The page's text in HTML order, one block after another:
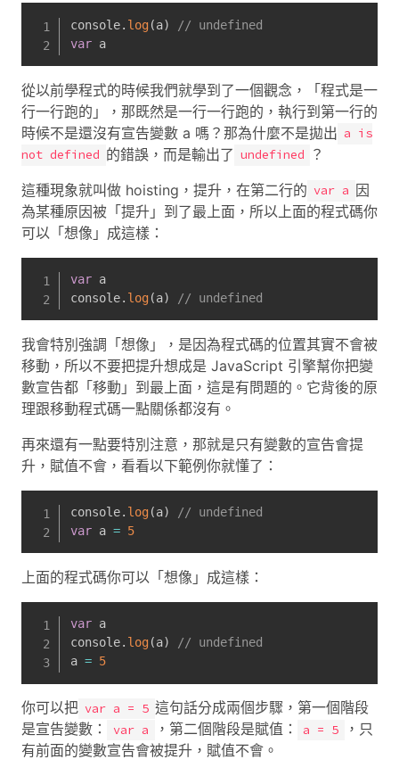
console. log(a)
// undefined
var a
從以前學程式的時候我們就學到了一個觀念，「程式是一
行一行跑的」，那既然是一行一行跑的，執行到第一行的
時候不是還沒有宣告變數 a 嗎？那為什麼不是拋出 a is
not defined 的錯誤，而是輸出了 undefined
？
這種現象就叫做 hoisting，提升，在第二行的 var a 因
為某種原因被「提升」到了最上面，所以上面的程式碼你
可以「想像」成這樣：
var a
console. log(a) // undefined
我會特別強調「想像」，是因為程式碼的位置其實不會被
移動，所以不要把提升想成是 JavaScript 引擎幫你把變
數宣告都「移動」到最上面，這是有問題的。它背後的原
理跟移動程式碼一點關係都沒有。
再來還有一點要特別注意，那就是只有變數的宣告會提
升，賦值不會，看看以下範例你就懂了：
console. log(a)
// undefined
var a = 5
上面的程式碼你可以「想像」成這樣：
var a
console. log(a)
// undefined
a = 5
你可以把 var a = 5 這句話分成兩個步驟，第一個階段
是宣告變數：
var a ，第二個階段是賦值： a = 5
，只
有前面的變數宣告會被提升，賦值不會。